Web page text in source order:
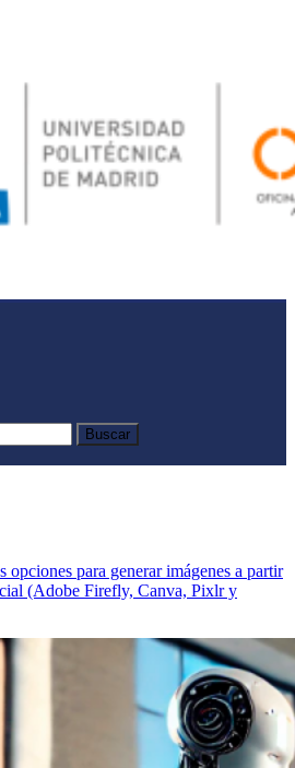
opciones para generar imágenes a partir
(Adobe Firefly, Canva, Pixlr y